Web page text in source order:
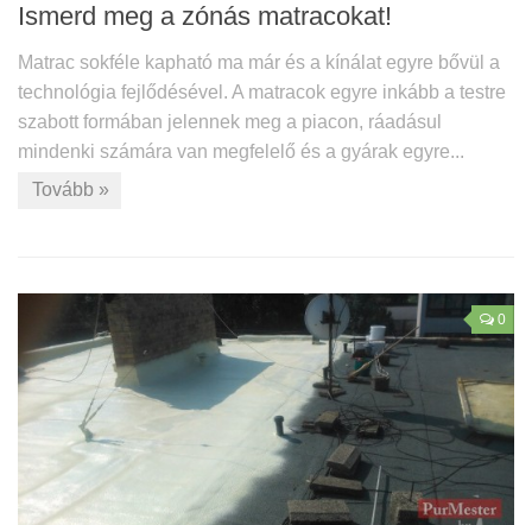
Ismerd meg a zónás matracokat!
Matrac sokféle kapható ma már és a kínálat egyre bővül a
technológia fejlődésével. A matracok egyre inkább a testre
szabott formában jelennek meg a piacon, ráadásul
mindenki számára van megfelelő és a gyárak egyre...
Tovább »
0